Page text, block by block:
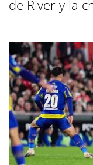
de River y la